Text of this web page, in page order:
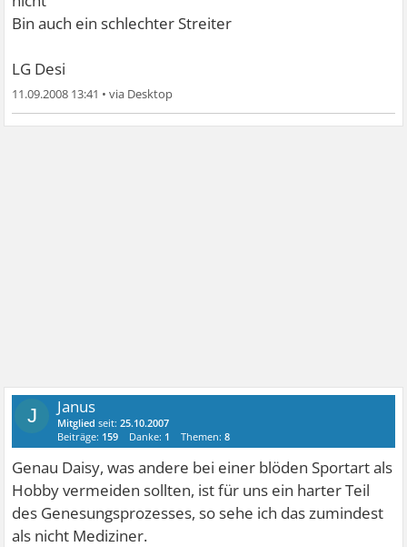
Bin auch ein schlechter Streiter
LG Desi
11.09.2008 13:41 •
J Janus
Mitglied seit:25.10.2007
Beiträge: 159 Danke: 1 Themen:8
Genau Daisy, was andere bei einer blöden Sportart als
Hobby vermeiden sollten, ist für uns ein harter Teil
des Genesungsprozesses, so sehe ich das zumindest
als nicht Mediziner.